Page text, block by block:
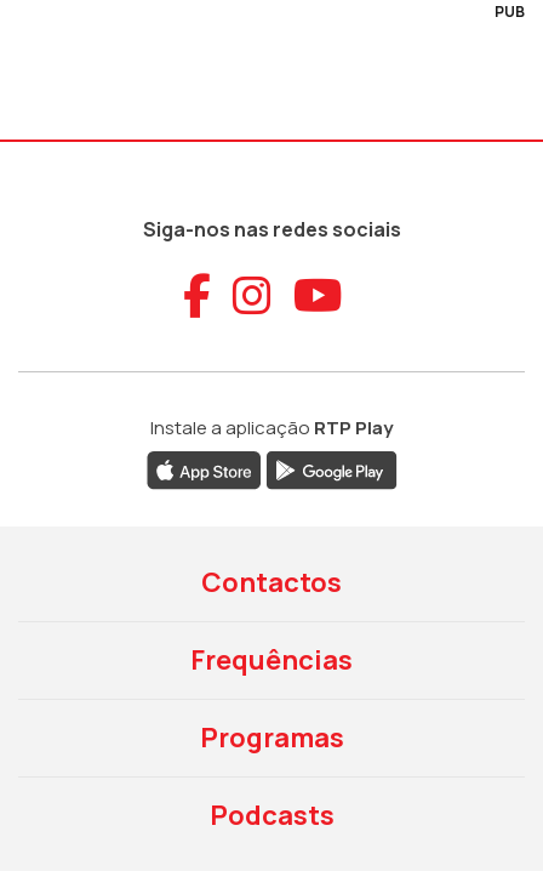
PUB
Siga-nos nas redes sociais
Aceder ao
Aceder ao
Aceder
Instale a aplicação RTP Play
Contactos
Frequências
Programas
Podcasts